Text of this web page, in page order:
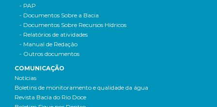
- PAP
- Documentos Sobre a Bacia
- Documentos Sobre Recursos Hídricos
- Relatórios de atividades
- Manual de Redação
- Outros documentos
COMUNICAÇÃO
Notícias
Boletins de monitoramento e qualidade da água
Revista Bacia do Rio Doce